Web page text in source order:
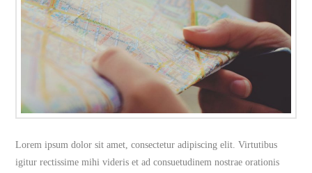
Lorem ipsum dolor sit amet, consectetur adipiscing elit. Virtutibus
igitur rectissime mihi videris et ad consuetudinem nostrae orationis